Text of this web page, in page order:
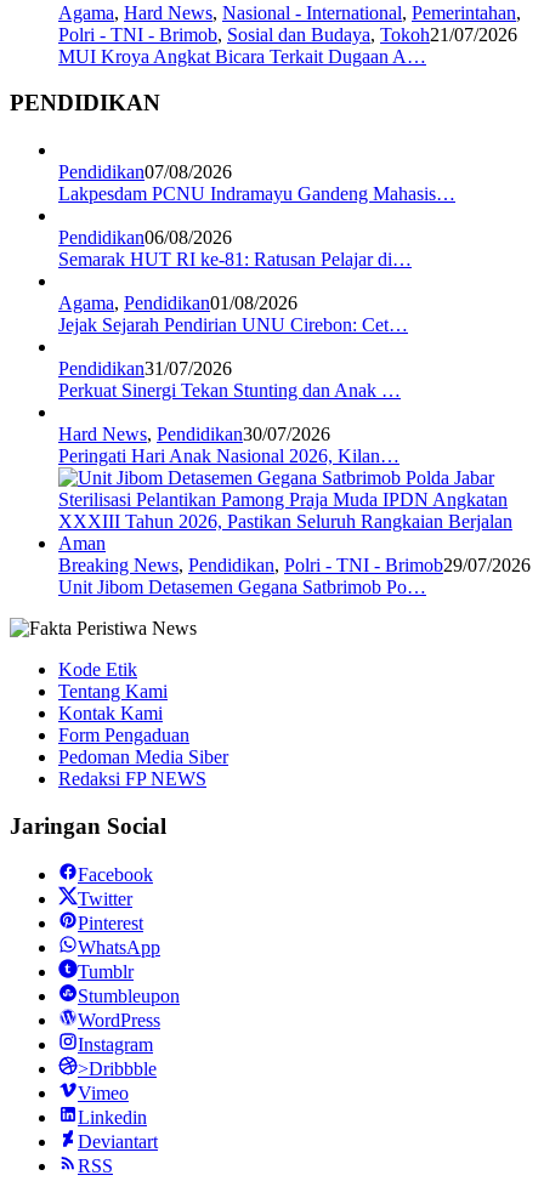
Agama, Hard News, Nasional - International, Pemerintahan,
Polri - TNI - Brimob, Sosial dan Budaya, Tokoh21/07/2026
MUI Kroya Angkat Bicara Terkait Dugaan A…
PENDIDIKAN
Pendidikan07/08/2026
Lakpesdam PCNU Indramayu Gandeng Mahasis…
Pendidikan06/08/2026
Semarak HUT RI ke-81: Ratusan Pelajar di…
Agama, Pendidikan01/08/2026
Jejak Sejarah Pendirian UNU Cirebon: Cet…
Pendidikan31/07/2026
Perkuat Sinergi Tekan Stunting dan Anak …
Hard News, Pendidikan30/07/2026
Peringati Hari Anak Nasional 2026, Kilan…
Breaking News, Pendidikan, Polri - TNI - Brimob29/07/2026
Unit Jibom Detasemen Gegana Satbrimob Po…
Kode Etik
Tentang Kami
Kontak Kami
Form Pengaduan
Pedoman Media Siber
Redaksi FP NEWS
Jaringan Social
Facebook
Twitter
Pinterest
WhatsApp
Tumblr
Stumbleupon
WordPress
Instagram
>Dribbble
Vimeo
Linkedin
Deviantart
RSS